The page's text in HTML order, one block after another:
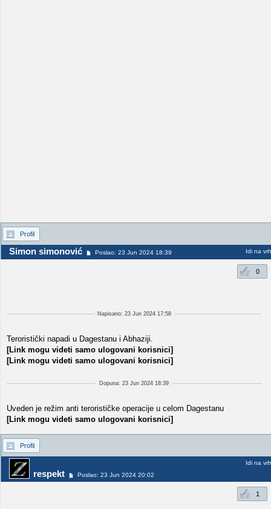
Profil
Simon simonović Poslao: 23 Jun 2024 18:39 Idi na vrh
0
Napisano: 23 Jun 2024 17:58
Teroristički napadi u Dagestanu i Abhaziji.
[Link mogu videti samo ulogovani korisnici]
[Link mogu videti samo ulogovani korisnici]
Dopuna: 23 Jun 2024 18:39
Uveden je režim anti terorističke operacije u celom Dagestanu
[Link mogu videti samo ulogovani korisnici]
Profil
respekt Poslao: 23 Jun 2024 20:02
Idi na vrh
1